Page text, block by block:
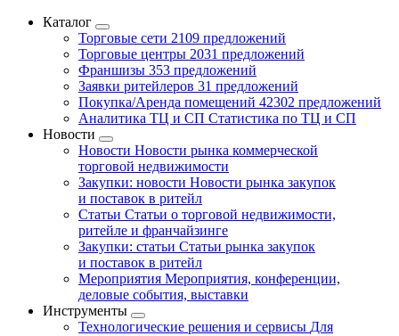
Каталог
Торговые сети 2109 предложений
Торговые центры 2031 предложений
Франшизы 353 предложений
Заявки ритейлеров 31 предложений
Покупка/Аренда помещений 42302 предложений
Аналитика ТЦ и СП Статистика по ТЦ и СП
Новости
Новости Новости рынка коммерческой
торговой недвижимости
Закупки: новости Новости рынка закупок
и поставок в ритейл
Статьи Статьи о торговой недвижимости,
ритейле и франчайзинге
Закупки: статьи Статьи рынка закупок
и поставок в ритейл
Мероприятия Мероприятия, конференции,
деловые события, выставки
Инструменты
Технологические решения и сервисы Для